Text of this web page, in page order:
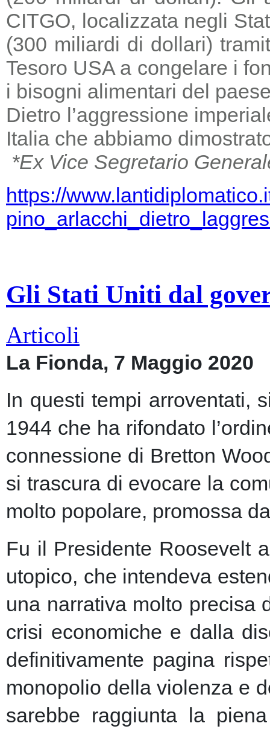
CITGO, localizzata negli
(300 miliardi di dollari)
Tesoro USA a congelare i
i bisogni alimentari del
Dietro l’aggressione
Italia che abbiamo
*Ex Vice Segretario
https://
Gli Stati Uniti dal
Articoli
La Fionda, 7 Maggio 2020
In questi tempi arroventati,
1944 che ha rifondato
connessione di Bretton
si trascura di evocare la
molto popolare, promossa
Fu il Presidente Roosevelt
utopico, che intendeva
una narrativa molto precisa
crisi economiche e dalla
definitivamente pagina
monopolio della violenza e
sarebbe raggiunta la